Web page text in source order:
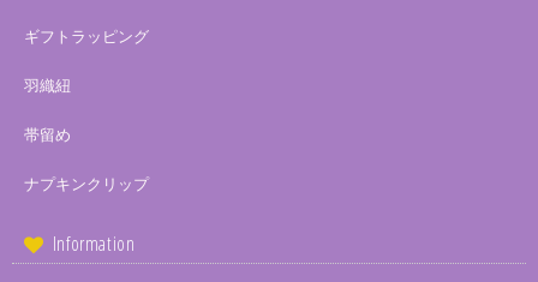
ギフトラッピング
羽織紐
帯留め
ナプキンクリップ
Information